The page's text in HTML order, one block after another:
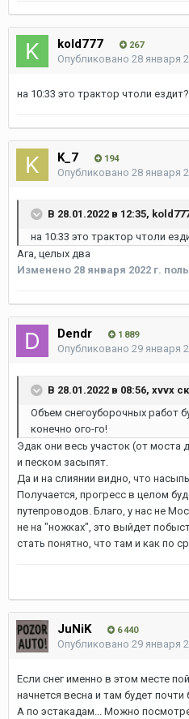
kold777 267
Опубликовано 28 января
на 10:33 это трактор чтоли ездит?
K_7 194
Опубликовано 28 января
В 28.01.2022 в 12:35,
на 10:33 это трактор чтоли
Ага, целых два
Изменено 28 января 2022 г.
Dendr 1 889
Опубликовано 29 января
В 28.01.2022 в 08:56, xvvx
Объем снегоуборочных работ
конечно ого-го!
Эдак они весь участок (от моста
и песком засыпят.
Да и на слиянии видно, что
Получается, прогресс в целом
путепроводов. Благо, у нас не
не на "ножках", это выйдет
стать понятно, что там и как по
JuNiK 6 440
Опубликовано 29 января
Если снег именно в этом месте
начнется весна и там будет почти
А по эстакадам... Можно